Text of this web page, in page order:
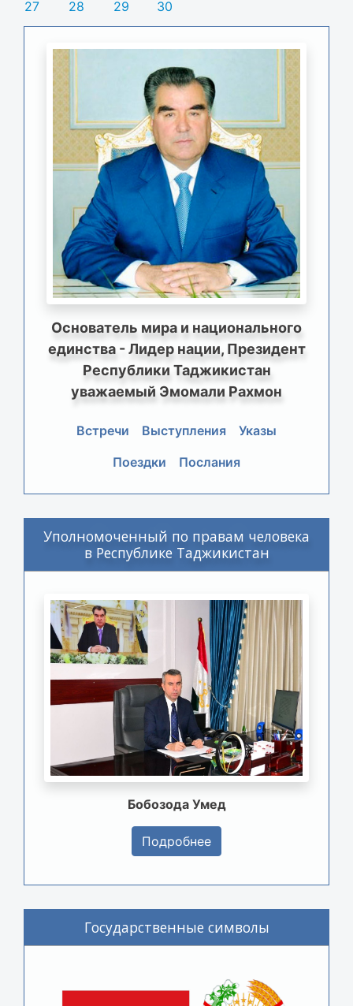
27 28 29 30
Основатель мира и национального
единства - Лидер нации, Президент
Республики Таджикистан
уважаемый Эмомали Рахмон
Встречи Выступления
Указы
Поездки
Послания
Уполномоченный по правам человека
в Республике Таджикистан
Бобозода Умед
Подробнее
Государственные символы